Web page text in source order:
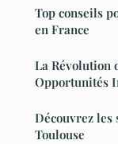
Top conseils
en France
La Révolution
Opportunités
Découvrez les
Toulouse